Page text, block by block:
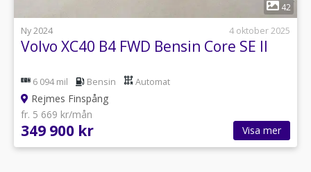
42
Ny 2024
4 oktober 2025
Volvo XC40 B4 FWD Bensin Core SE II
6 094 mil Bensin Automat
Rejmes Finspång
fr. 5 669 kr/mån
349 900 kr Visa mer